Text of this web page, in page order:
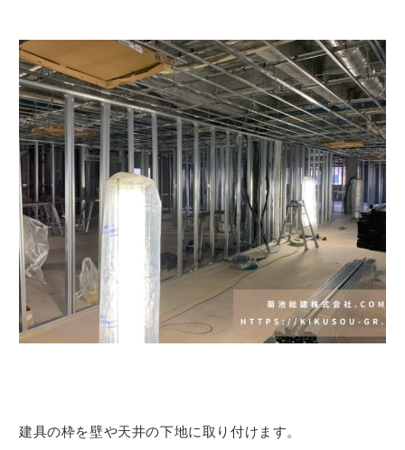
建具の枠を壁や天井の下地に取り付けます。